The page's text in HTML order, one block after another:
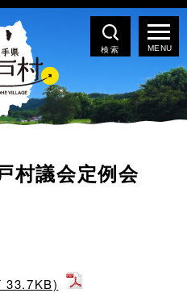
検索
村議会定例会
33.7KB)